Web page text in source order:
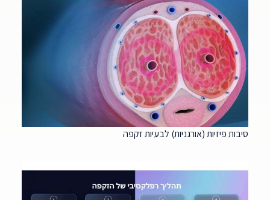
סיבות פיזיות (אורגניות) לבעיות זקפה